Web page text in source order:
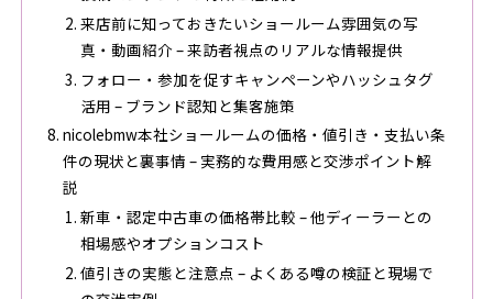
来店前に知っておきたいショールーム雰囲気の写
真・動画紹介 – 来訪者視点のリアルな情報提供
フォロー・参加を促すキャンペーンやハッシュタグ
活用 – ブランド認知と集客施策
nicolebmw本社ショールームの価格・値引き・支払い条
件の現状と裏事情 – 実務的な費用感と交渉ポイント解
説
新車・認定中古車の価格帯比較 – 他ディーラーとの
相場感やオプションコスト
値引きの実態と注意点 – よくある噂の検証と現場で